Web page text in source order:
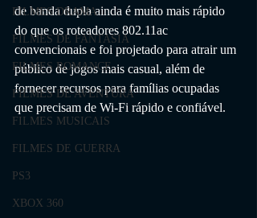
FILMES DRAMA
FILMES DE FANTASIA
FILMES ROMANCE
FILMES DE AVENTURA
FILMES MUSICAIS
FILMES DE GUERRA
PS3
XBOX 360
de banda dupla ainda é muito mais rápido
do que os roteadores 802.11ac
convencionais e foi projetado para atrair um
público de jogos mais casual, além de
fornecer recursos para famílias ocupadas
que precisam de Wi-Fi rápido e confiável.